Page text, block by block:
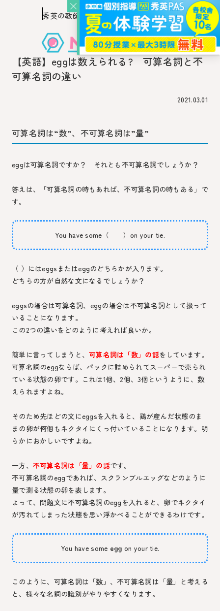
このページの本文へ移動
秀英の教師を知り、
秀英の教師から教わるウェブ・メディア
【英語】eggは数えられる? 可算名詞と不
可算名詞の違い
2021.03.01
可算名詞は“数”、不可算名詞は”量”
eggは可算名詞ですか？ それとも不可算名詞でしょうか？
答えは、「可算名詞の時もあれば、不可算名詞の時もある」で
す。
You have some（ ）on your tie.
（ ）にはeggs またはeggのどちらかが入ります。
どちらの方が自然な文になるでしょうか？
eggsの場合は可算名詞、eggの場合は不可算名詞として扱って
いることになります。
この2つの違いをどのように考えれば良いか。
簡単に言ってしまうと、可算名詞は「数」の話をしています。
可算名詞のeggならば、パックに詰められてスーパーで売られ
ている状態の卵です。これは1個、2個、3個というように、数
えられますよね。
そのため先ほどの文にeggsを入れると、鶏が産んだ状態のま
まの卵が何個もネクタイにくっ付いていることになります。明
らかにおかしいですよね。
一方、 不可算名詞は「量」の話です。
不可算名詞のeggであれば、スクランブルエッグなどのように
量で測る状態の卵を表します。
よって、問題文に不可算名詞のeggを入れると、卵でネクタイ
が汚れてしまった状態を思い浮かべることができるわけです。
You have some egg on your tie.
このように、可算名詞は「数」、不可算名詞は「量」と考える
と、様々な名詞の識別がやりやすくなります。